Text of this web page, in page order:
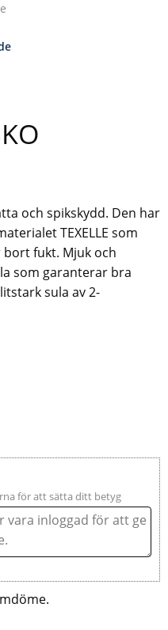
och spikskydd. Den har
TEXELLE som
fukt. Mjuk och
som garanterar bra
sula av 2-
för att sätta ditt betyg